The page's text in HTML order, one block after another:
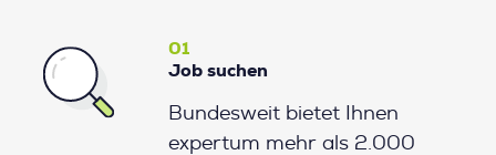
01
Job suchen
Bundesweit bietet Ihnen
expertum mehr als 2.000